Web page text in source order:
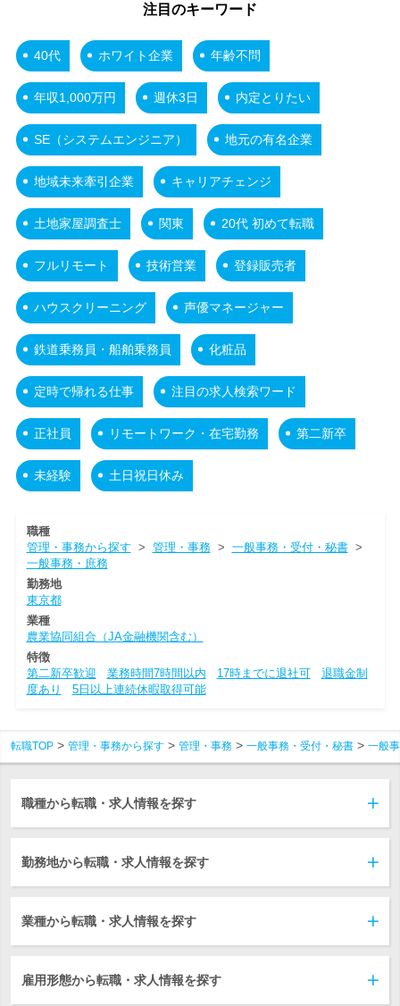
注目のキーワード
40代 ホワイト企業 年齢不問
年収1,000万円 週休3日 内定とりたい
SE（システムエンジニア） 地元の有名企業
地域未来牽引企業 キャリアチェンジ
土地家屋調査士 関東 20代 初めて転職
フルリモート 技術営業 登録販売者
ハウスクリーニング 声優マネージャー
鉄道乗務員・船舶乗務員 化粧品
定時で帰れる仕事 注目の求人検索ワード
正社員 リモートワーク・在宅勤務 第二新卒
未経験 土日祝日休み
職種
管理・事務から探す > 管理・事務> 一般事務・受付・秘書>
一般事務・庶務
勤務地
東京都
業種
農業協同組合（JA金融機関含む）
特徴
第二新卒歓迎
業務時間7時間以内 17時までに退社可
退職金制
度あり
5日以上連続休暇取得可能
転職TOP 管理・事務から探す 管理・事務 一般事務・受付・秘書 一般
職種から転職・求人情報を探す
勤務地から転職・求人情報を探す
業種から転職・求人情報を探す
雇用形態から転職・求人情報を探す